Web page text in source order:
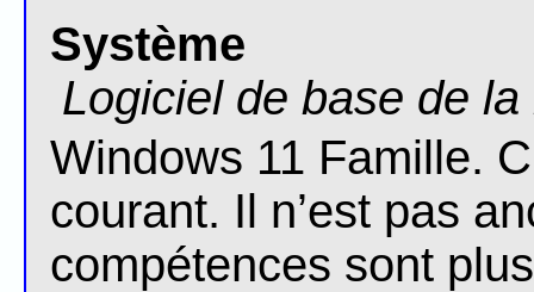
Système
Logiciel de base de
Windows 11 Famille.
courant. Il n’est pas
compétences sont